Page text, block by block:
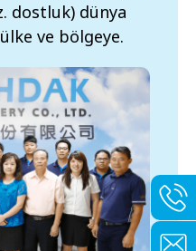
dostluk) dünya
ve bölgeye.